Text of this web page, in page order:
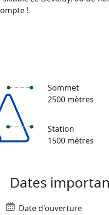
!
Sommet
2500 mètres
Station
1500 mètres
Dates
Date d'ouverture